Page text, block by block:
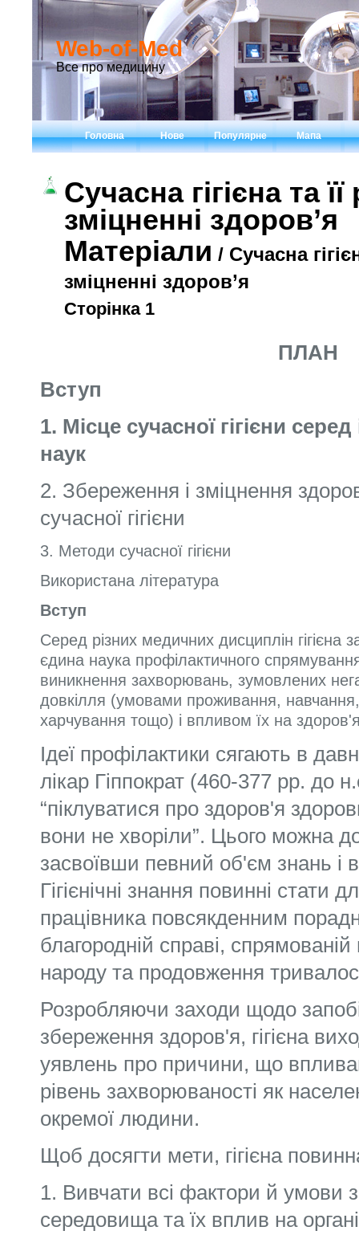
Web-of-Med
Все про медицину
Головна Нове Популярне Мапа
Сучасна гігієна та
зміцненні здоров’я
Матеріали / Сучасна
зміцненні здоров’я
Сторінка 1
ПЛАН
Вступ
1. Місце сучасної гігієни
наук
2. Збереження і зміцнення
сучасної гігієни
3. Методи сучасної гігієни
Використана література
Вступ
Серед різних медичних дисциплін
єдина наука профілактичного
виникнення захворювань, зумовлених
довкілля (умовами проживання,
харчування тощо) і впливом їх на
Ідеї профілактики сягають в
лікар Гіппократ (460-377 рр. до
“піклуватися про здоров'я
вони не хворіли”. Цього можна
засвоївши певний об'єм знань і
Гігієнічні знання повинні стати
працівника повсякденним
благородній справі,
народу та продовження
Розробляючи заходи щодо
збереження здоров'я, гігієна
уявлень про причини, що
рівень захворюваності як
окремої людини.
Щоб досягти мети, гігієна
1. Вивчати всі фактори й умови
середовища та їх вплив на